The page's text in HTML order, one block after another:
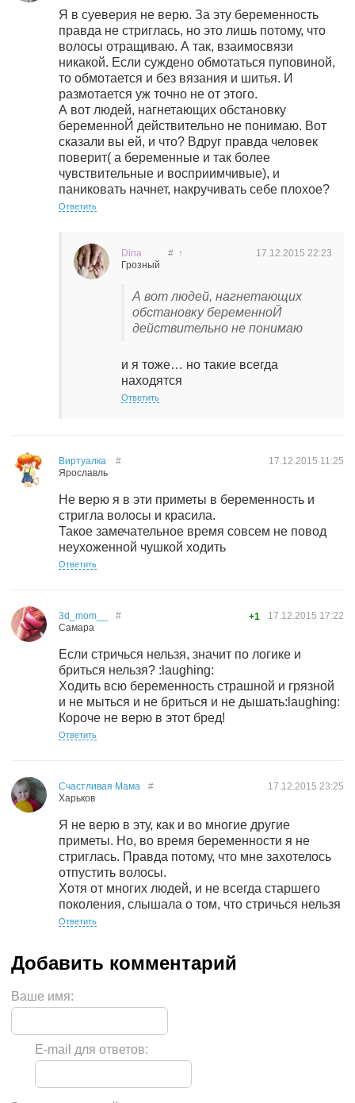
Я в суеверия не верю. За эту беременность
правда не стриглась, но это лишь потому, что
волосы отращиваю. А так, взаимосвязи
никакой. Если суждено обмотаться пуповиной,
то обмотается и без вязания и шитья. И
размотается уж точно не от этого.
А вот людей, нагнетающих обстановку
беременноЙ действительно не понимаю. Вот
сказали вы ей, и что? Вдруг правда человек
поверит( а беременные и так более
чувствительные и восприимчивые), и
паниковать начнет, накручивать себе плохое?
Ответить
Dina
Грозный
17.12.2015 22:23
# ↑
А вот людей, нагнетающих
обстановку беременноЙ
действительно не понимаю
и я тоже… но такие всегда
находятся
Ответить
Виртуалка
Ярославль
17.12.2015 11:25
#
Не верю я в эти приметы в беременность и
стригла волосы и красила.
Такое замечательное время совсем не повод
неухоженной чушкой ходить
Ответить
3d_mom__
Самара
17.12.2015 17:22
# +1
Если стричься нельзя, значит по логике и
бриться нельзя? :laughing:
Ходить всю беременность страшной и грязной
и не мыться и не бриться и не дышать:laughing:
Короче не верю в этот бред!
Ответить
Счастливая Мама
Харьков
17.12.2015 23:25
#
Я не верю в эту, как и во многие другие
приметы. Но, во время беременности я не
стриглась. Правда потому, что мне захотелось
отпустить волосы.
Хотя от многих людей, и не всегда старшего
поколения, слышала о том, что стричься нельзя
Ответить
Ваше имя:
E-mail для ответов: